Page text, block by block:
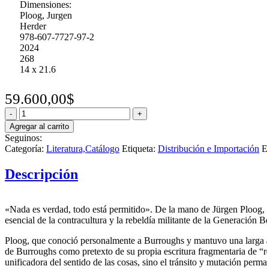
Dimensiones:
Ploog, Jurgen
Herder
978-607-7727-97-2
2024
268
14 x 21.6
59.600,00$
Burroughs
Por
Las
Calles
Del
cantidad
Agregar al carrito
Seguinos:
Categoría: Literatura,Catálogo Etiqueta: Distribución e Importación
Descripción
«Nada es verdad, todo está permitido». De la mano de Jürgen
esencial de la contracultura y la rebeldía militante de la Generación
Ploog, que conoció personalmente a Burroughs y mantuvo una
de Burroughs como pretexto de su propia escritura fragmentaria de
unificadora del sentido de las cosas, sino el tránsito y mutación